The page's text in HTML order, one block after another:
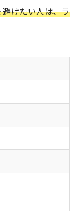
避けたい人は、ラ